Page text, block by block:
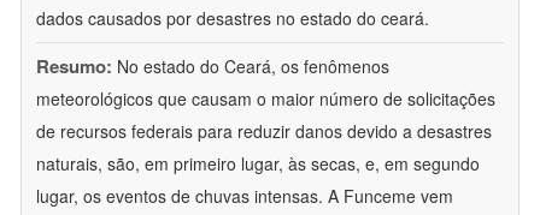
dados causados por desastres no estado do ceará.
Resumo: No estado do Ceará, os fenômenos
meteorológicos que causam o maior número de solicitações
de recursos federais para reduzir danos devido a desastres
naturais, são, em primeiro lugar, às secas, e, em segundo
lugar, os eventos de chuvas intensas. A Funceme vem